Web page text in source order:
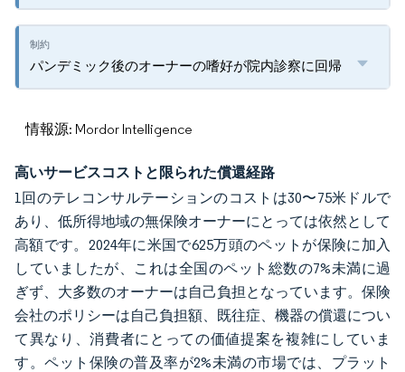
パンデミック後のオーナーの嗜好が院内診察に回帰
情報源: Mordor Intelligence
高いサービスコストと限られた償還経路
1回のテレコンサルテーションのコストは30〜75米ドルで
あり、低所得地域の無保険オーナーにとっては依然として
高額です。2024年に米国で625万頭のペットが保険に加入
していましたが、これは全国のペット総数の7%未満に過
ぎず、大多数のオーナーは自己負担となっています。保険
会社のポリシーは自己負担額、既往症、機器の償還につい
て異なり、消費者にとっての価値提案を複雑にしていま
す。ペット保険の普及率が2%未満の市場では、プラット